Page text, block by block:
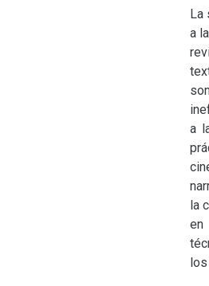
La
a
a
la
en